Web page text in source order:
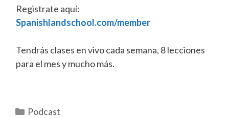
Registrate aquí:
Spanishlandschool.com/member
Tendrás clases en vivo cada semana, 8 lecciones
para el mes y mucho más.
Categorías
Podcast